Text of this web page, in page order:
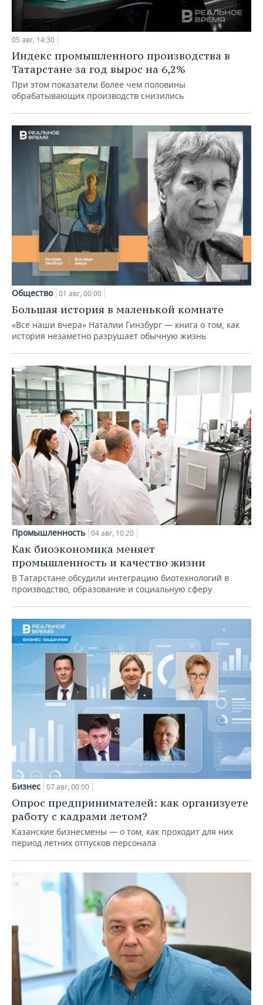
05 авг, 14:30
Индекс промышленного производства в
Татарстане за год вырос на 6,2%
При этом показатели более чем половины
обрабатывающих производств снизились
Общество 01 авг, 00:00
Большая история в маленькой комнате
«Все наши вчера» Наталии Гинзбург — книга о том, как
история незаметно разрушает обычную жизнь
Промышленность 04 авг, 10:20
Как биоэкономика меняет
промышленность и качество жизни
В Татарстане обсудили интеграцию биотехнологий в
производство, образование и социальную сферу
Бизнес 07 авг, 00:00
Опрос предпринимателей: как организуете
работу с кадрами летом?
Казанские бизнесмены — о том, как проходит для них
период летних отпусков персонала